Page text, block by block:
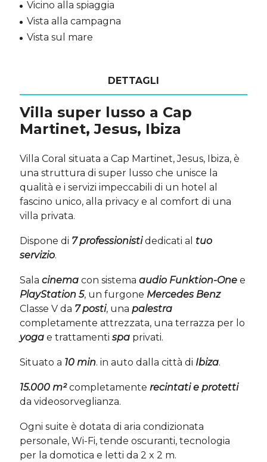
Vicino alla spiaggia
Vista alla campagna
Vista sul mare
DETTAGLI
Villa super lusso a Cap
Martinet, Jesus, Ibiza
Villa Coral situata a Cap Martinet, Jesus, Ibiza, è
una struttura di super lusso che unisce la
qualità e i servizi impeccabili di un hotel al
fascino unico, alla privacy e al comfort di una
villa privata.
Dispone di 7 professionistidedicati al tuo
servizio.
Sala cinema con sistema audio Funktion-One e
PlayStation 5, un furgone Mercedes Benz
Classe V da 7 posti, una palestra
completamente attrezzata, una terrazza per lo
yoga e trattamenti spa privati.
Situato a 10 min. in auto dalla città di Ibiza.
15.000 m²completamente recintati e protetti
da videosorveglianza.
Ogni suite è dotata di aria condizionata
personale, Wi-Fi, tende oscuranti, tecnologia
per la domotica e letti da 2 x 2 m.